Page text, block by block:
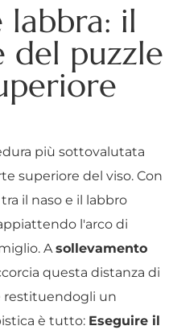
il
del puzzle
più sottovalutata
superiore del viso. Con
il naso e il labbro
l'arco di
Asollevamento
questa distanza di
restituendogli un
è tutto: Eseguire il